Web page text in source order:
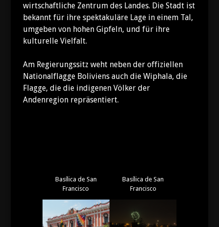
wirtschaftliche Zentrum des Landes. Die Stadt ist
bekannt für ihre spektakuläre Lage in einem Tal,
umgeben von hohen Gipfeln, und für ihre
kulturelle Vielfalt.
Am Regierungssitz weht neben der offiziellen
Nationalflagge Boliviens auch die Wiphala, die
Flagge, die die indigenen Völker der
Andenregion repräsentiert.
Basílica de San
Francisco
Basílica de San
Francisco